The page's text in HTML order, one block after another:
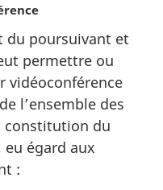
du poursuivant et
permettre ou
vidéoconférence
l’ensemble des
constitution du
eu égard aux
: